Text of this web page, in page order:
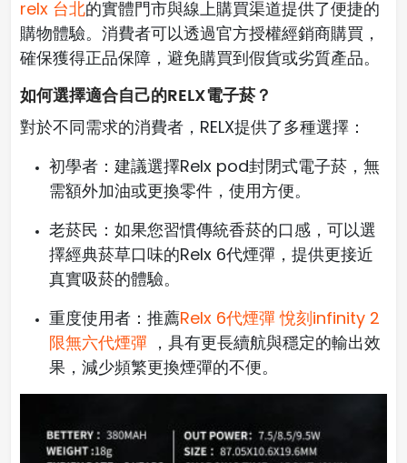
relx 台北的實體門市與線上購買渠道提供了便捷的
購物體驗。消費者可以透過官方授權經銷商購買，
確保獲得正品保障，避免購買到假貨或劣質產品。
如何選擇適合自己的RELX電子菸？
對於不同需求的消費者，RELX提供了多種選擇：
初學者：建議選擇Relx pod封閉式電子菸，無
需額外加油或更換零件，使用方便。
老菸民：如果您習慣傳統香菸的口感，可以選
擇經典菸草口味的Relx 6代煙彈，提供更接近
真實吸菸的體驗。
重度使用者：推薦Relx 6代煙彈 悅刻infinity 2
限無六代煙彈 ，具有更長續航與穩定的輸出效
果，減少頻繁更換煙彈的不便。